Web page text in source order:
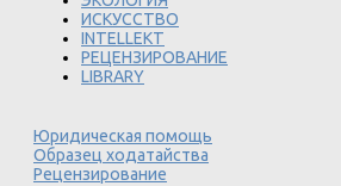
ИСКУССТВО
INTELLEKT
РЕЦЕНЗИРОВАНИЕ
LIBRARY
Юридическая помощь
Образец ходатайства
Рецензирование